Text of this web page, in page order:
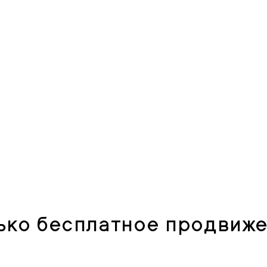
бесплатное